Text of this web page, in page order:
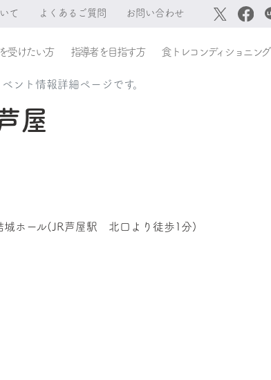
て よくあるご質問 お問い合わせ
受けたい方 指導者を目指す方 食トレコンディショニング
ント情報詳細ページです。
屋
ホール(JR芦屋駅 北口より徒歩1分)